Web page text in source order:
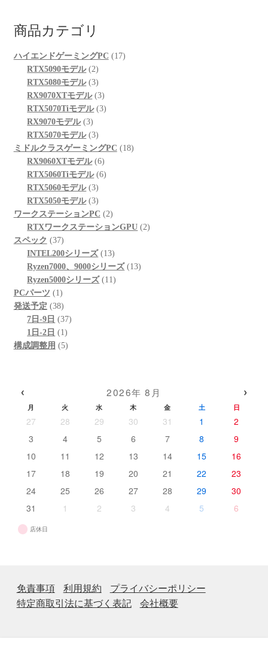
商品カテゴリ
ハイエンドゲーミングPC 1717
RTX5090モデル 22
個
の
商
RTX5080モデル 33
個
の
品
RX9070XTモデル 33
個
品
RTX5070Tiモデル 33
商
品
RX9070モデル 33
個
の
商
品
RTX5070モデル 33
個
の
商
品
ミドルクラスゲーミングPC 1818
RX9060XTモデル 66
個
品
RTX5060Tiモデル 66
商
品
RTX5060モデル 33
個
の
商
RTX5050モデル 33
個
の
品
ワークステーションPC 22
個
商
品
RTXワークステーションGPU 22
スペック 3737
個
の
商
品
INTEL200シリーズ 1313
個
の
Ryzen7000、9000シリーズ 1313
Ryzen5000シリーズ 1111
PCパーツ 11
個
の
商
品
発送予定 3838
個
の
商
7日-9日 3737
1日-2日 11
個
構成調整用 55
‹ 2026年 8月 ›
月 火 水 木 金 土 日
27 28 29 30 31 1
2
3
4 5 6 7 8
9
10
11 12 13 14 15
16
17
18 19 20 21 22
23
24
25 26 27 28 29
30
31
1 2 3 4 5 6
店休日
免責事項 利用規約
プライバシーポリシー
特定商取引法に基づく表記
会社概要